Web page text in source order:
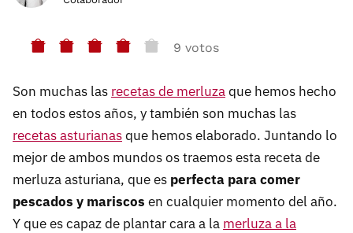
9 votos
Son muchas las recetas de merluzaque hemos hecho
en todos estos años, y también son muchas las
recetas asturianasque hemos elaborado. Juntando lo
mejor de ambos mundos os traemos esta receta de
merluza asturiana, que es perfecta para comer
pescados y mariscos en cualquier momento del año.
Y que es capaz de plantar cara a la merluza a la